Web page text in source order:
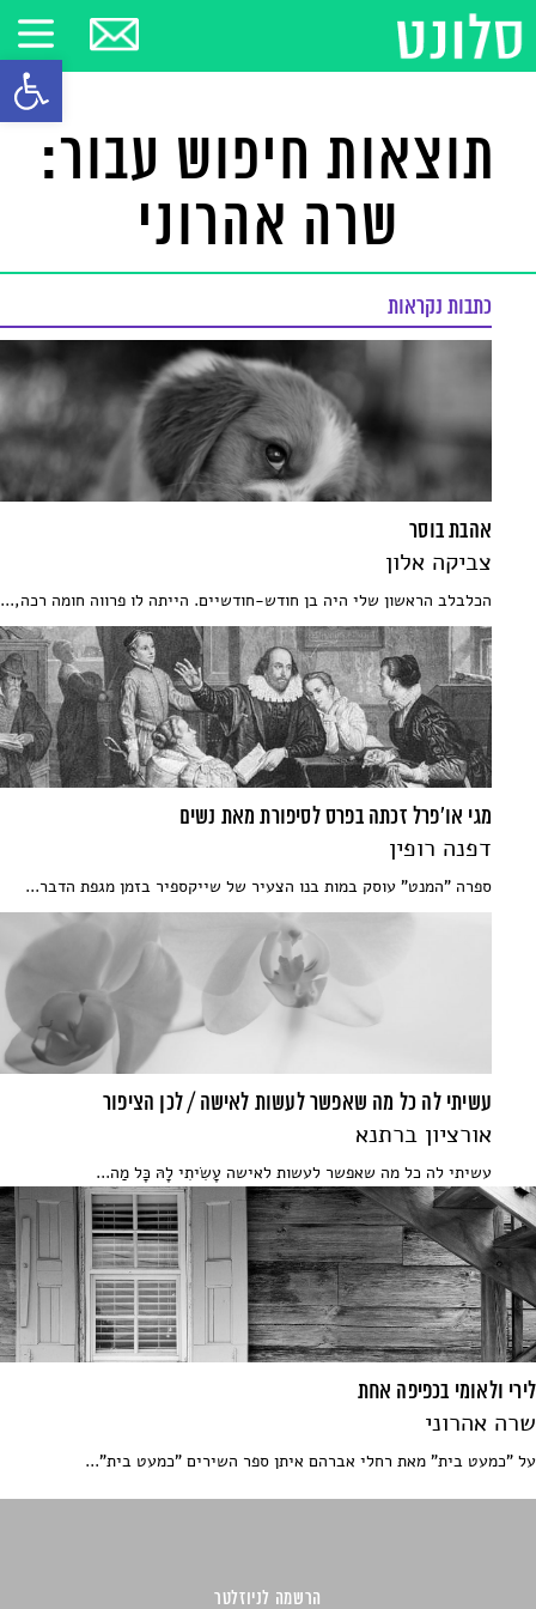
פתח
תוצאות חיפוש עבור:
שרה אהרוני
כתבות נקראות
אהבת בוסר
צביקה אלון
הכלבלב הראשון שלי היה בן חודש-חודשיים. הייתה לו פרווה חומה רכה,...
מגי או'פרל זכתה בפרס לסיפורת מאת נשים
דפנה רופין
ספרה "המנט" עוסק במות בנו הצעיר של שייקספיר בזמן מגפת הדבר...
עשיתי לה כל מה שאפשר לעשות לאישה / לכן הציפור
אורציון ברתנא
עשיתי לה כל מה שאפשר לעשות לאישה עָשִׂיתִי לָהּ כָּל מַה...
לירי ולאומי בכפיפה אחת
שרה אהרוני
על "כמעט בית" מאת רחלי אברהם איתן ספר השירים "כמעט בית"...
הרשמה לניוזלטר